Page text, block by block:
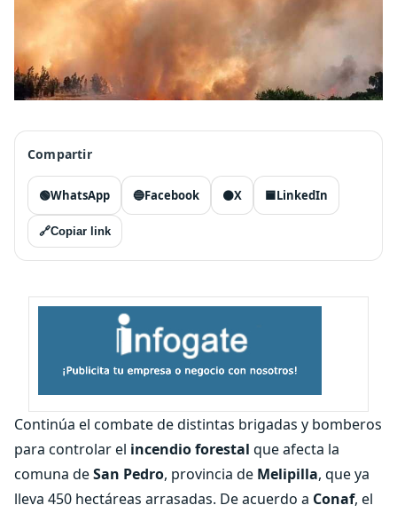
Compartir
🟢WhatsApp 🔵Facebook ⚫X 🟦LinkedIn
🔗Copiar link
Continúa el combate de distintas brigadas y bomberos
para controlar el incendio forestal que afecta la
comuna deSan Pedro, provincia de Melipilla, que ya
lleva 450 hectáreas arrasadas. De acuerdo a Conaf, el